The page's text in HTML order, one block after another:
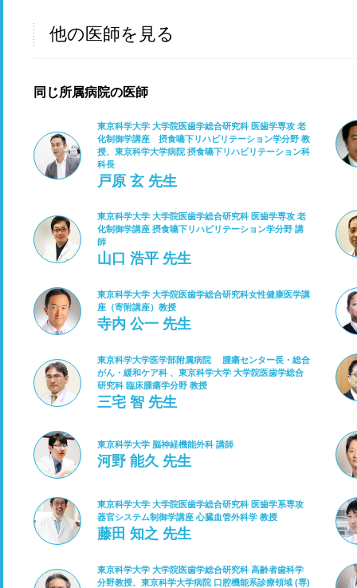
他の医師を見る
同じ所属病院の医師
東京科学大学 大学院医歯学総合研究科 医歯学専攻 老
化制御学講座 摂食嚥下リハビリテーション学分野 教
授、東京科学大学病院 摂食嚥下リハビリテーション科
科長
戸原 玄 先生
東京科学大学 大学院医歯学総合研究科 医歯学専攻 老
化制御学講座 摂食嚥下リハビリテーション学分野 講
師
山口 浩平 先生
東京科学大学 大学院医歯学総合研究科女性健康医学講
座（寄附講座）教授
寺内 公一 先生
東京科学大学医学部附属病院 腫瘍センター長・総合
がん・緩和ケア科 、東京科学大学 大学院医歯学総合
研究科 臨床腫瘍学分野 教授
三宅 智 先生
東京科学大学 脳神経機能外科 講師
河野 能久 先生
東京科学大学 大学院医歯学総合研究科 医歯学系専攻
器官システム制御学講座 心臓血管外科学 教授
藤田 知之 先生
東京科学大学 大学院医歯学総合研究科 高齢者歯科学
分野教授、東京科学大学病院 口腔機能系診療領域 (専)